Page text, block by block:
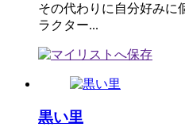
その代わりに自分好みに
ラクター...
黒い里